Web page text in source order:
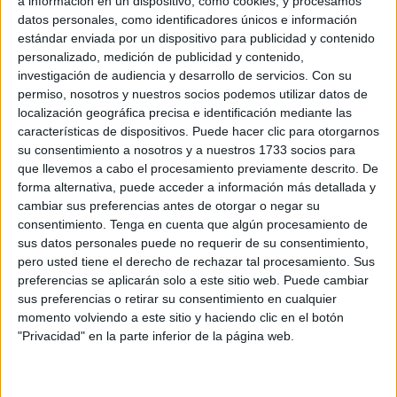
datos personales, como identificadores únicos e información
estándar enviada por un dispositivo para publicidad y contenido
personalizado, medición de publicidad y contenido,
investigación de audiencia y desarrollo de servicios. Con su
permiso, nosotros y nuestros socios podemos utilizar datos de
localización geográfica precisa e identificación mediante las
características de dispositivos. Puede hacer clic para otorgarnos
su consentimiento a nosotros y a nuestros 1733 socios para
que llevemos a cabo el procesamiento previamente descrito. De
forma alternativa, puede acceder a información más detallada y
cambiar sus preferencias antes de otorgar o negar su
consentimiento. Tenga en cuenta que algún procesamiento de
sus datos personales puede no requerir de su consentimiento,
pero usted tiene el derecho de rechazar tal procesamiento. Sus
preferencias se aplicarán solo a este sitio web. Puede cambiar
sus preferencias o retirar su consentimiento en cualquier
momento volviendo a este sitio y haciendo clic en el botón
"Privacidad" en la parte inferior de la página web.
POR JUAN CARLOS RAMCHANDANI 21/01/2026 0
La Princesa Irene de Grecia: una vida
inspirada por la India, la espiritualidad y la
compasión
POR JUAN CARLOS RAMCHANDANI 15/01/2026 0
Mina: la gata que transformó un hogar y un
corazón
POR JUAN CARLOS RAMCHANDANI 13/12/2025 2
Diwali, la Festividad de las Luces
POR JUAN CARLOS RAMCHANDANI 18/10/2025 1
Carta a la Sra. Carmona y el Movimiento
Ciudadano para la Dignidad
JUAN CARLOS RAMCHANDANI